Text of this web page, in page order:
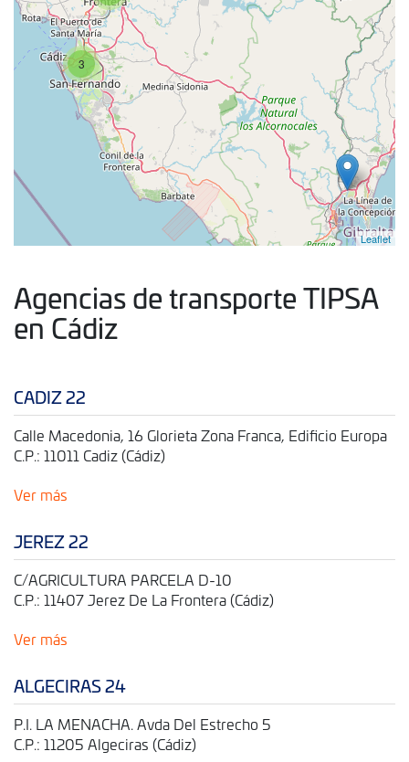
3
Leaflet
Agencias de transporte TIPSA
en Cádiz
CADIZ 22
Calle Macedonia, 16 Glorieta Zona Franca, Edificio Europa
C.P.: 11011 Cadiz (Cádiz)
Ver más
JEREZ 22
C/AGRICULTURA PARCELA D-10
C.P.: 11407 Jerez De La Frontera (Cádiz)
Ver más
ALGECIRAS 24
P.I. LA MENACHA. Avda Del Estrecho 5
C.P.: 11205 Algeciras (Cádiz)